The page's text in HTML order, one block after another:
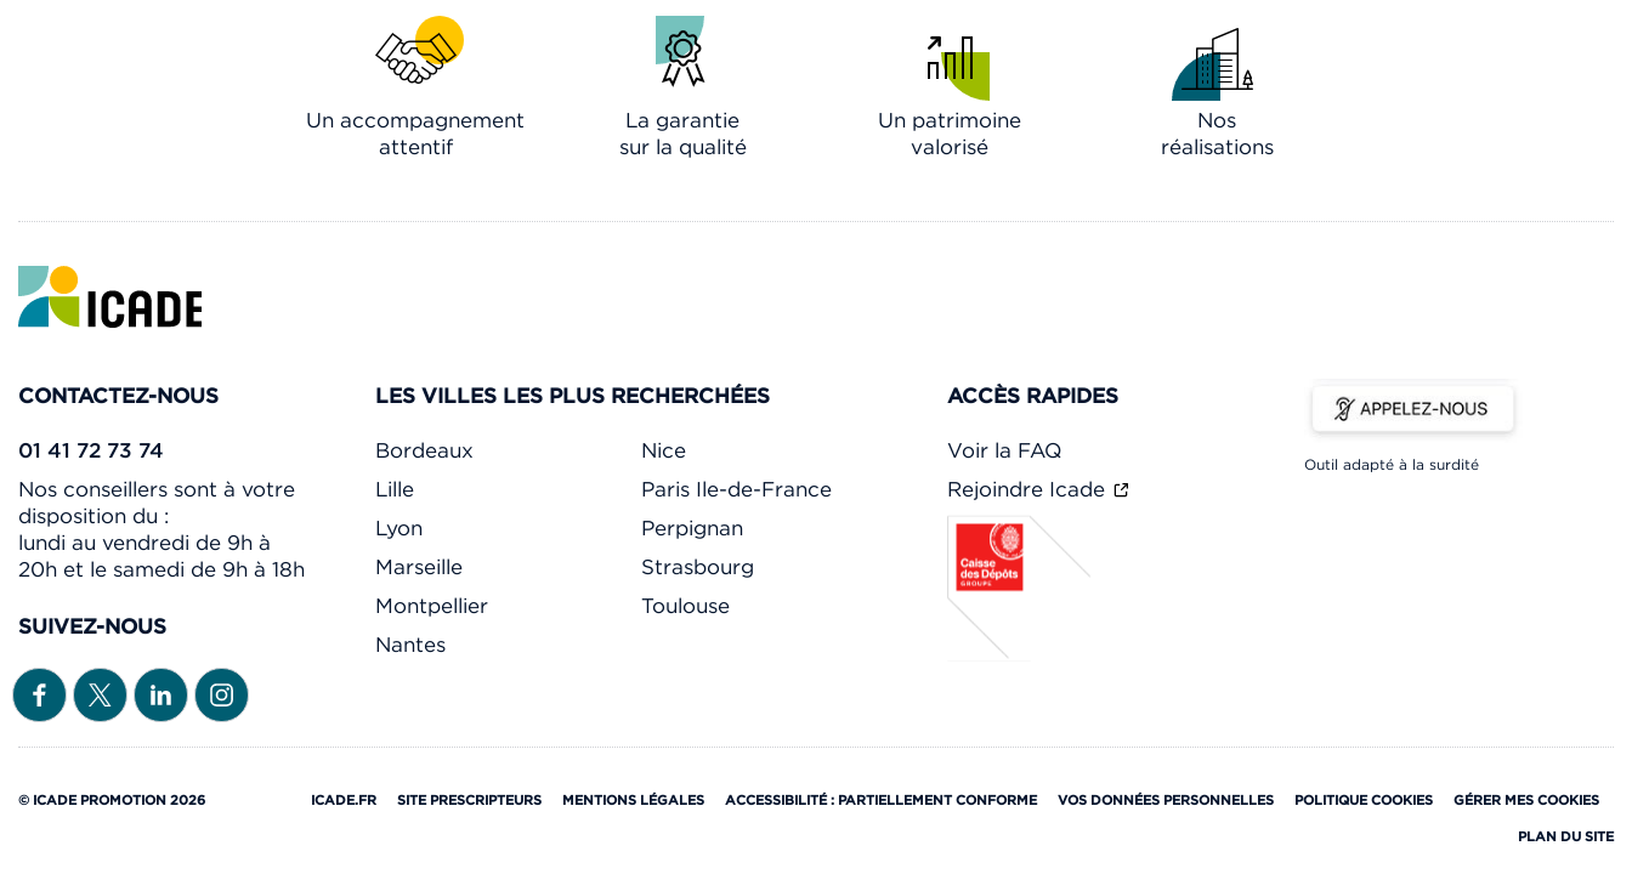
Un accompagnement
attentif
La garantie
sur la qualité
Un patrimoine
valorisé
Nos
réalisations
CONTACTEZ-NOUS
01 41 72 73 74
Nos conseillers sont à votre
disposition du :
lundi au vendredi de 9h à
20h et le samedi de 9h à 18h
SUIVEZ-NOUS
LES VILLES LES PLUS RECHERCHÉES
Bordeaux
Lille
Lyon
Marseille
Montpellier
Nantes
Nice
Paris Ile-de-France
Perpignan
Strasbourg
Toulouse
ACCÈS RAPIDES
Voir la FAQ
Rejoindre Icade
Outil adapté à la surdité
© ICADE PROMOTION 2026 ICADE.FR SITE PRESCRIPTEURS MENTIONS LÉGALES ACCESSIBILITÉ : PARTIELLEMENT CONFORME VOS DONNÉES PERSONNELLES POLITIQUE COOKIES GÉRER MES COOKIES
PLAN DU SITE